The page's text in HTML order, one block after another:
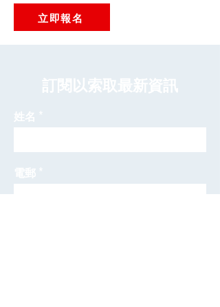
立即報名
​訂閱以索取最新資訊
姓名
電郵